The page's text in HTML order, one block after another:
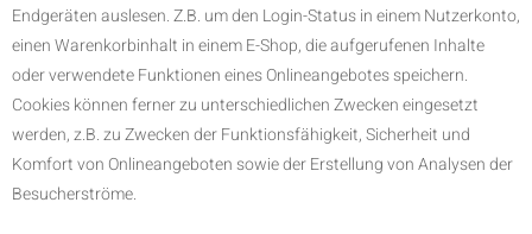
Endgeräten auslesen. Z.B. um den Login-Status in einem Nutzerkonto,
einen Warenkorbinhalt in einem E-Shop, die aufgerufenen Inhalte
oder verwendete Funktionen eines Onlineangebotes speichern.
Cookies können ferner zu unterschiedlichen Zwecken eingesetzt
werden, z.B. zu Zwecken der Funktionsfähigkeit, Sicherheit und
Komfort von Onlineangeboten sowie der Erstellung von Analysen der
Besucherströme.